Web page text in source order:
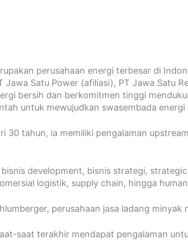
perusahaan energi terbesar di
Satu Power (afiliasi), PT Jawa Satu
bersih dan berkomitmen tinggi
untuk mewujudkan swasembada
30 tahun, ia memiliki pengalaman
development, bisnis strategi,
logistik, supply chain, hingga
perusahaan jasa ladang
saat terakhir mendapat pengalaman